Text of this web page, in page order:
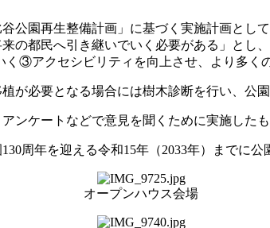
公園再生整備計画」に基づく実施計画とし
の都民へ引き継いでいく必要がある」と
③アクセシビリティを向上させ、より多く
必要となる場合には樹木診断を行い、公園
ケートなどで意見を聞くために実施したも
周年を迎える令和15年（2033年）までに公
オープンハウス会場